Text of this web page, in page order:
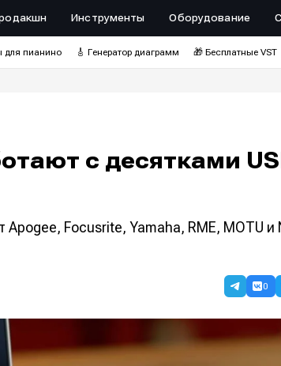
Инструменты Оборудование
для пианино 🎸 Генератор диаграмм 🎁 Бесплатные VST
с десятками
Focusrite, Yamaha, RME, MOTU и
0